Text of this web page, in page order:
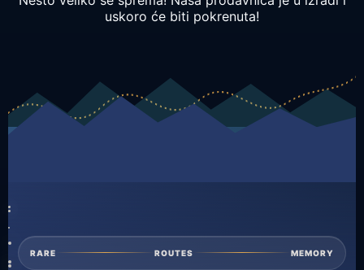
uskoro će biti pokrenuta!
RARE ROUTES MEMORY